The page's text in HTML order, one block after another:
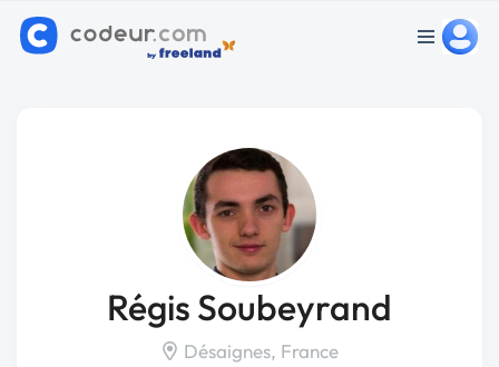
Régis Soubeyrand
Désaignes, France